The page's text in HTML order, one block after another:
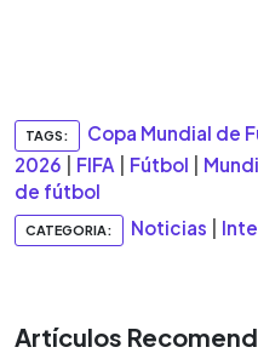
TAGS:
Copa Mundial de
2026
FIFA Fútbol
de fútbol
CATEGORIA: Noticias
Artículos